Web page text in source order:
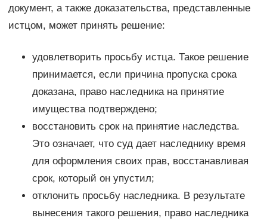
документ, а также доказательства, представленные
истцом, может принять решение:
удовлетворить просьбу истца. Такое решение
принимается, если причина пропуска срока
доказана, право наследника на принятие
имущества подтверждено;
восстановить срок на принятие наследства.
Это означает, что суд дает наследнику время
для оформления своих прав, восстанавливая
срок, который он упустил;
отклонить просьбу наследника. В результате
вынесения такого решения, право наследника